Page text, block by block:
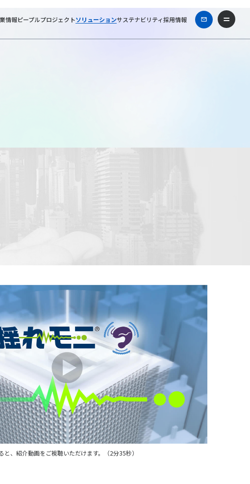
情報ピープルプロジェクトソリューションサステナビリティ採用情報
と、紹介動画をご視聴いただけます。（2分35秒）